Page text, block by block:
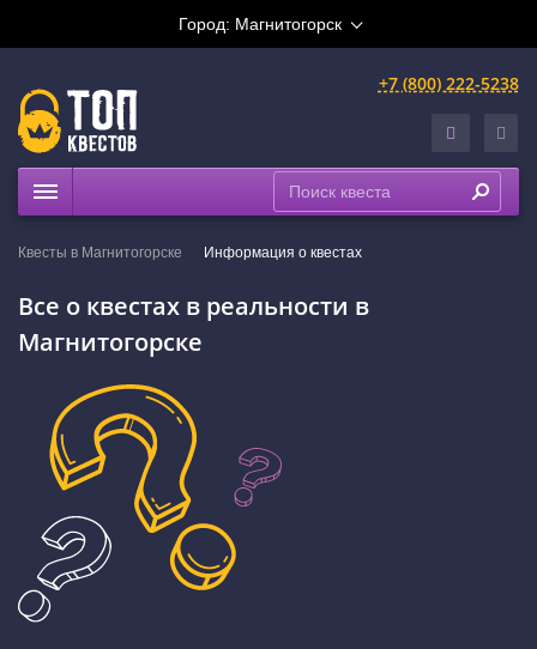
Город: Магнитогорск
+7 (800) 222-5238
Рейтинги
На карте
Квесты в Магнитогорске Информация о квестах
Все о квестах в реальности в
Магнитогорске